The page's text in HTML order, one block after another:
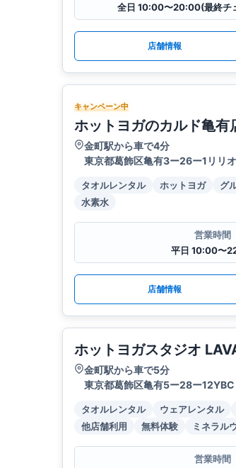
全日 10:00〜20:00(最終チ
店舗情報
キャンペーン中
ホットヨガのカルド亀有
金町駅から車で4分
東京都葛飾区亀有3ー26ー1リリ
タオルレンタル ホットヨガ グ
水素水
営業時間
平日 10:00〜
店舗情報
ホットヨガスタジオ
金町駅から車で5分
東京都葛飾区亀有5ー28ー
タオルレンタル ウェアレンタル
他店舗利用
無料体験 ミネラル
営業時間